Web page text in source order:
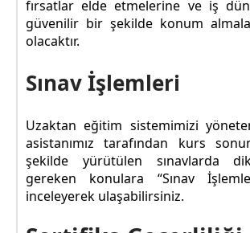
fırsatlar elde etmelerine ve iş
güvenilir bir şekilde konum
olacaktır.
Sınav İşlemleri
Uzaktan eğitim sistemimizi
asistanımız tarafından kurs
şekilde yürütülen sınavlarda
gereken konulara “Sınav
inceleyerek ulaşabilirsiniz.